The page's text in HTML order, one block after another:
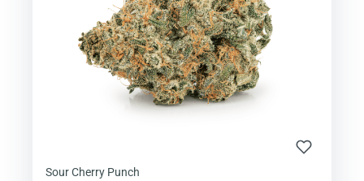
Sour Cherry Punch